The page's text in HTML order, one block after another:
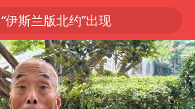
“伊斯兰版北约”出现
光影经济撬动暑期消费新蓝海
白海豚10级风圈已触及浙江台州
以军士兵把枪口对准中国记者